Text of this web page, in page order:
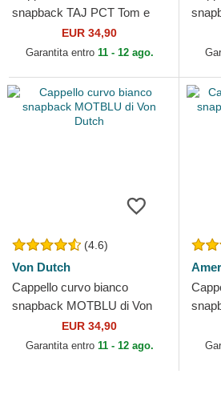
snapback TAJ PCT Tom e
Jerry Looney Tunes di
Capslab
EUR 34,90
Garantita entro 11 - 12 ago.
(4.6)
Von Dutch
Cappello curvo bianco
snapback MOTBLU di Von
EUR 34,90
Garantita entro 11 - 12 ago.